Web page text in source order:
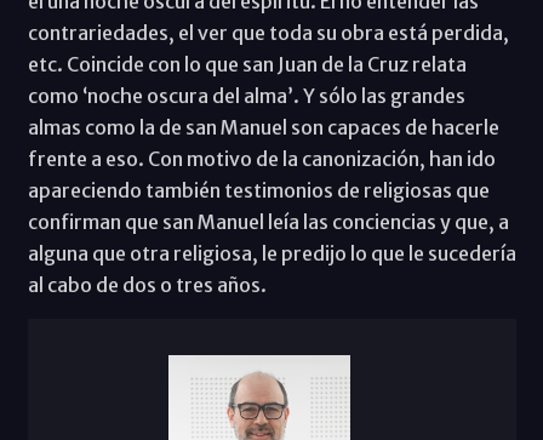
contrariedades, el ver que toda su obra está perdida,
etc. Coincide con lo que san Juan de la Cruz relata
como ‘noche oscura del alma’. Y sólo las grandes
almas como la de san Manuel son capaces de hacerle
frente a eso. Con motivo de la canonización, han ido
apareciendo también testimonios de religiosas que
confirman que san Manuel leía las conciencias y que, a
alguna que otra religiosa, le predijo lo que le sucedería
al cabo de dos o tres años.